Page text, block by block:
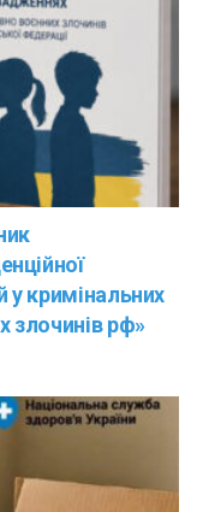
у кримінальних
злочинів рф»